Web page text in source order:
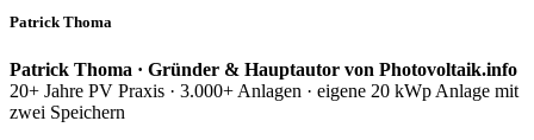
Patrick Thoma
Patrick Thoma · Gründer & Hauptautor von Photovoltaik.info
20+ Jahre PV Praxis · 3.000+ Anlagen · eigene 20 kWp Anlage mit
zwei Speichern